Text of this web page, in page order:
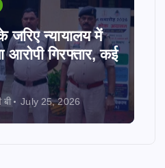
जरिए न्यायालय में
आरोपी गिरफ्तार, कई
बी July 25, 2026